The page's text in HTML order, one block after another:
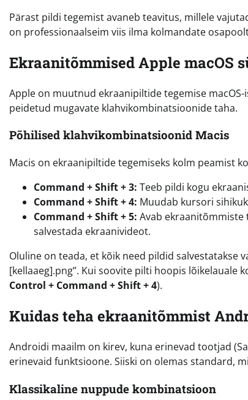
Pärast pildi tegemist avaneb teavitus, millele
on professionaalseim viis ilma kolmandate
Ekraanitõmmised Apple macOS
Apple on muutnud ekraanipiltide tegemise
peidetud mugavate klahvikombinatsioonide taha.
Põhilised klahvikombinatsioonid Macis
Macis on ekraanipiltide tegemiseks kolm peamist
Command + Shift + 3: Teeb pildi kogu
Command + Shift + 4: Muudab kursori
Command + Shift + 5: Avab
salvestada ekraanivideot.
Oluline on teada, et kõik need pildid salvestatakse
[kellaaeg].png”. Kui soovite pilti hoopis lõikelauale
Control + Command + Shift + 4).
Kuidas teha ekraanitõmmist
Androidi maailm on kirev, kuna erinevad tootjad
erinevaid funktsioone. Siiski on olemas standard,
Klassikaline nuppude kombinatsioon